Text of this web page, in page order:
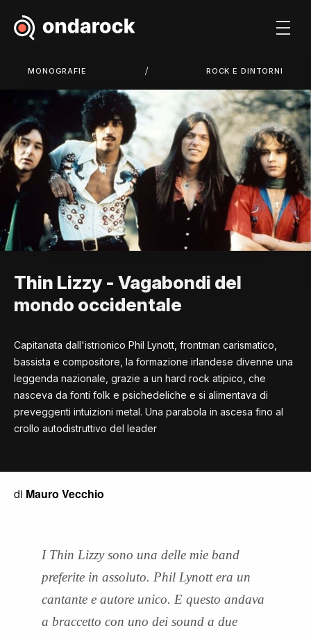
MONOGRAFIE / ROCK E DINTORNI
Thin Lizzy - Vagabondi del
mondo occidentale
Capitanata dall'istrionico Phil Lynott, frontman carismatico,
bassista e compositore, la formazione irlandese divenne una
leggenda nazionale, grazie a un hard rock atipico, che
nasceva da fonti folk e psichedeliche e si alimentava di
preveggenti intuizioni metal. Una parabola in ascesa fino al
crollo autodistruttivo del leader
di Mauro Vecchio
I Thin Lizzy sono una delle mie band
preferite in assoluto. Phil Lynott era un
cantante e autore unico. E questo andava
a braccetto con uno dei sound a due